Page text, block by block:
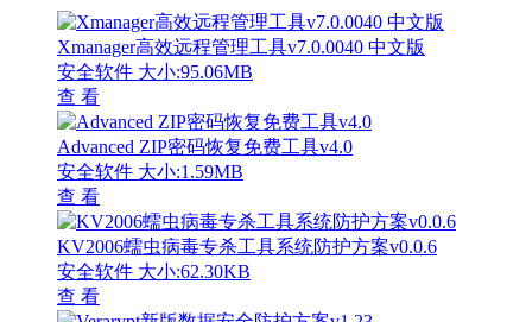
Xmanager高效远程管理工具v7.0.0040 中文版
安全软件 大小:95.06MB
查 看
Advanced ZIP密码恢复免费工具v4.0
安全软件 大小:1.59MB
查 看
KV2006蠕虫病毒专杀工具系统防护方案v0.0.6
安全软件 大小:62.30KB
查 看